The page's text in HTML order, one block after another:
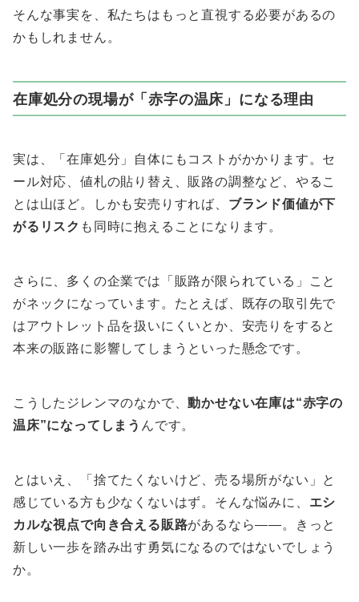
そんな事実を、私たちはもっと直視する必要があるの
かもしれません。
在庫処分の現場が「赤字の温床」になる理由
実は、「在庫処分」自体にもコストがかかります。セ
ール対応、値札の貼り替え、販路の調整など、やるこ
とは山ほど。しかも安売りすれば、 ブランド価値が下
がるリスク も同時に抱えることになります。
さらに、多くの企業では「販路が限られている」こと
がネックになっています。たとえば、既存の取引先で
はアウトレット品を扱いにくいとか、安売りをすると
本来の販路に影響してしまうといった懸念です。
こうしたジレンマのなかで、動かせない在庫は“赤字の
温床”になってしまう んです。
とはいえ、「捨てたくないけど、売る場所がない」と
感じている方も少なくないはず。そんな悩みに、 エシ
カルな視点で向き合える販路があるなら——。きっと
新しい一歩を踏み出す勇気になるのではないでしょう
か。